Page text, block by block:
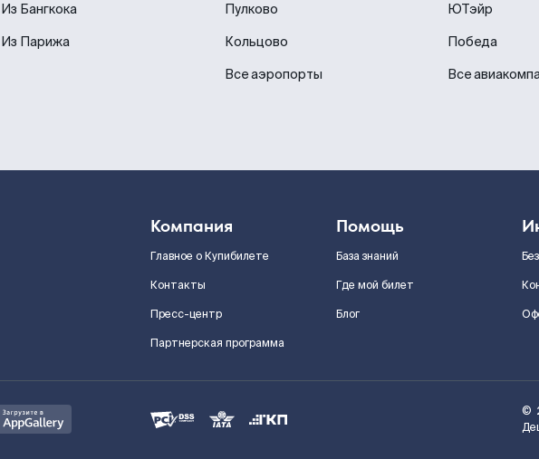
Из Бангкока
Из Парижа
Пулково
Кольцово
Все аэропорты
ЮТэйр
Победа
Все
Компания
Главное о Купибилете
Контакты
Пресс-центр
Партнерская программа
Помощь
База знаний
Где мой билет
Блог
©